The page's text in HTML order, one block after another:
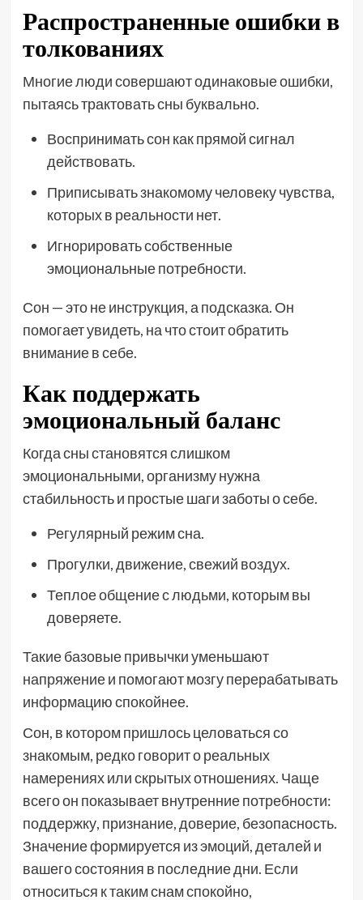
Распространенные ошибки в
толкованиях
Многие люди совершают одинаковые ошибки,
пытаясь трактовать сны буквально.
Воспринимать сон как прямой сигнал
действовать.
Приписывать знакомому человеку чувства,
которых в реальности нет.
Игнорировать собственные
эмоциональные потребности.
Сон — это не инструкция, а подсказка. Он
помогает увидеть, на что стоит обратить
внимание в себе.
Как поддержать
эмоциональный баланс
Когда сны становятся слишком
эмоциональными, организму нужна
стабильность и простые шаги заботы о себе.
Регулярный режим сна.
Прогулки, движение, свежий воздух.
Теплое общение с людьми, которым вы
доверяете.
Такие базовые привычки уменьшают
напряжение и помогают мозгу перерабатывать
информацию спокойнее.
Сон, в котором пришлось целоваться со
знакомым, редко говорит о реальных
намерениях или скрытых отношениях. Чаще
всего он показывает внутренние потребности:
поддержку, признание, доверие, безопасность.
Значение формируется из эмоций, деталей и
вашего состояния в последние дни. Если
относиться к таким снам спокойно,